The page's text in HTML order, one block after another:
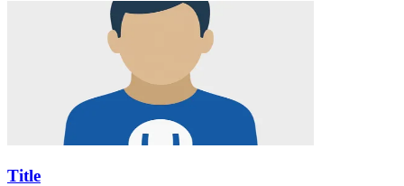
Title